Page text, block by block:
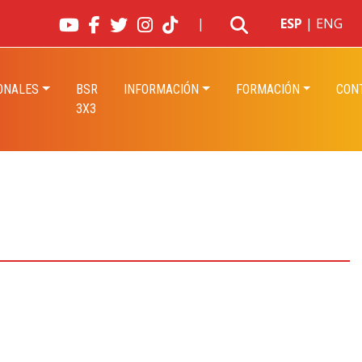
| ESP | ENG
BSR
3X3
INFORMACIÓN FORMACIÓN